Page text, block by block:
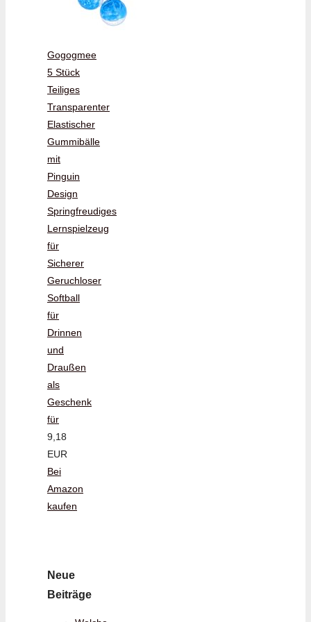
Gogogmee
5 Stück
Teiliges
Transparenter
Elastischer
Gummibälle
mit
Pinguin
Design
Springfreudiges
Lernspielzeug
für
Sicherer
Geruchloser
Softball
für
Drinnen
und
Draußen
als
Geschenk
für
9,18
EUR
Bei
Amazon
kaufen
Neue
Beiträge